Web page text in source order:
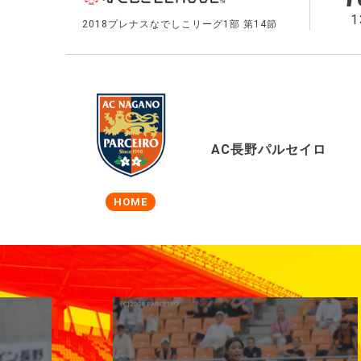
2018プレナスなでしこリーグ1部 第14節
HOME
AC長野パルセイロ